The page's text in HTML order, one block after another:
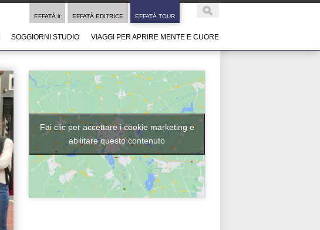
EFFATÀ.it EFFATÀ EDITRICE EFFATÀ TOUR
SOGGIORNI STUDIO VIAGGI PER APRIRE MENTE E CUORE
Fai clic per accettare i cookie marketing e
abilitare questo contenuto